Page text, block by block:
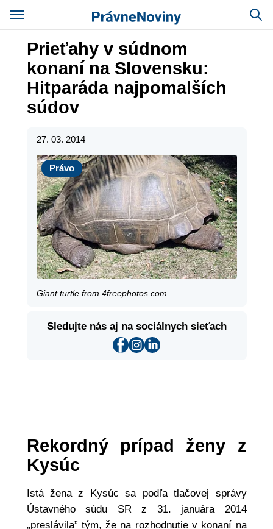
Prieťahy v súdnom
konaní na Slovensku:
Hitparáda najpomalších
súdov
27. 03. 2014
Právo
Právo
Giant turtle from 4freephotos.com
Sledujte nás aj na sociálnych sieťach
Rekordný prípad ženy z
Kysúc
Istá žena z Kysúc sa podľa tlačovej správy
Ústavného súdu SR z 31. januára 2014
„preslávila” tým, že na rozhodnutie v konaní na